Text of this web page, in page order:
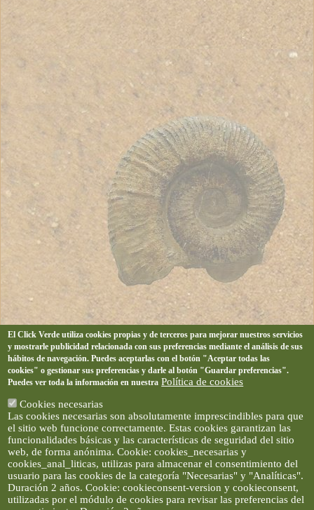
El Click Verde utiliza cookies propias y de terceros para mejorar nuestros servicios
y mostrarle publicidad relacionada con sus preferencias mediante el análisis de sus
hábitos de navegación. Puedes aceptarlas con el botón "Aceptar todas las
cookies" o gestionar sus preferencias y darle al botón "Guardar preferencias".
Puedes ver toda la información en nuestra Política de cookies
Cookies necesarias
Las cookies necesarias son absolutamente imprescindibles para que
el sitio web funcione correctamente. Estas cookies garantizan las
funcionalidades básicas y las características de seguridad del sitio
web, de forma anónima. Cookie: cookies_necesarias y
cookies_anal_liticas, utilizas para almacenar el consentimiento del
usuario para las cookies de la categoría "Necesarias" y "Analíticas".
Duración 2 años. Cookie: cookieconsent-version y cookieconsent,
utilizadas por el módulo de cookies para revisar las preferencias del